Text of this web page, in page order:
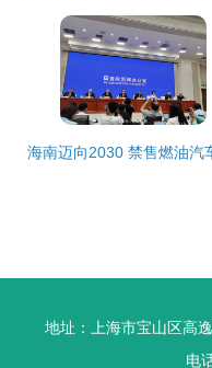
地址：上海市宝山区高
电